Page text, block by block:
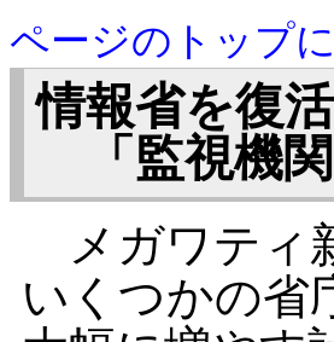
ページのトップ
情報省を復
「監視機関
メガワティ
いくつかの省